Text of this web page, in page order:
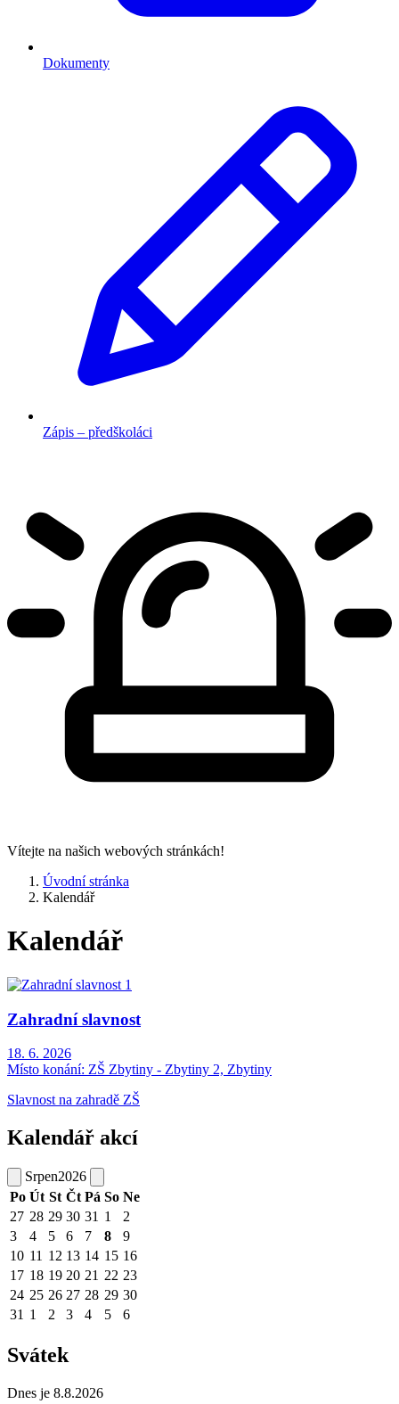
Dokumenty
Zápis – předškoláci
Vítejte na našich webových stránkách!
Úvodní stránka
Kalendář
Kalendář
Zahradní slavnost
18. 6. 2026
Místo konání: ZŠ Zbytiny - Zbytiny 2, Zbytiny
Slavnost na zahradě ZŠ
Kalendář akcí
Srpen2026
Po Út St Čt Pá So Ne
27 28 29 30 31 1
2
3
4 5 6 7 8
9
10 11 12 13 14 15 16
17 18 19 20 21 22 23
24 25 26 27 28 29 30
31 1 2 3 4 5 6
Svátek
Dnes je 8.8.2026